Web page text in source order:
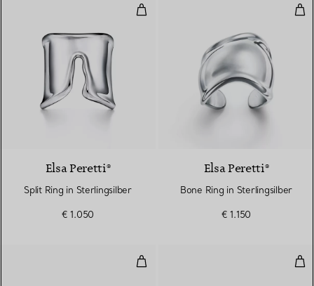
Split Ring in Sterlingsilber
Elsa Peretti®
Split Ring in Sterlingsilber
€ 1.050
Elsa Peretti®
Bone Ring in Sterlingsilber
€ 1.150
Ring in Gelbgold mit Diamanten